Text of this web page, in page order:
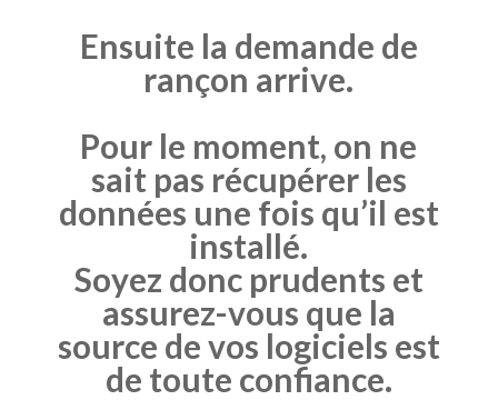
Ensuite la demande de
rançon arrive.
Pour le moment, on ne
sait pas récupérer les
données une fois qu’il est
installé.
Soyez donc prudents et
assurez-vous que la
source de vos logiciels est
de toute confiance.